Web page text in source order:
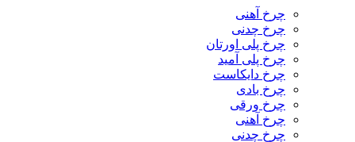
چرخ آهنی
چرخ چدنی
چرخ پلی اورتان
چرخ پلی آمید
چرخ دایکاست
چرخ بادی
چرخ ورقی
چرخ آهنی
چرخ چدنی